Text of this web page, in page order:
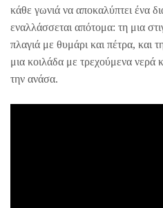
κάθε γωνιά να αποκαλύπτει ένα
εναλλάσσεται απότομα: τη μια
πλαγιά με θυμάρι και πέτρα, και
μια κοιλάδα με τρεχούμενα νερά
την ανάσα.